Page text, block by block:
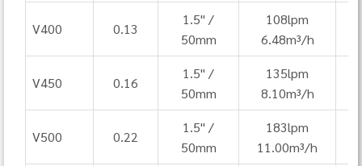
V400 0.13
1.5" /
50mm
108lpm
6.48m³/h
V450 0.16
1.5" /
50mm
135lpm
8.10m³/h
V500 0.22
1.5" /
50mm
183lpm
11.00m³/h